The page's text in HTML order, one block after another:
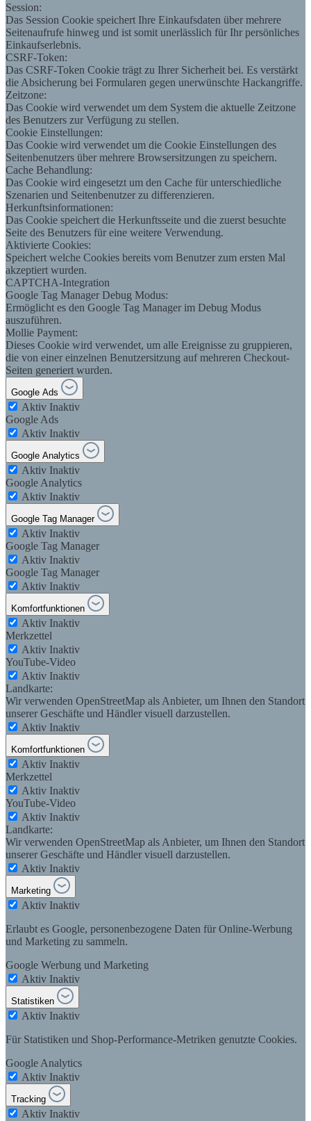
Session:
Das Session Cookie speichert Ihre Einkaufsdaten über mehrere
Seitenaufrufe hinweg und ist somit unerlässlich für Ihr persönliches
Einkaufserlebnis.
CSRF-Token:
Das CSRF-Token Cookie trägt zu Ihrer Sicherheit bei. Es verstärkt
die Absicherung bei Formularen gegen unerwünschte Hackangriffe.
Zeitzone:
Das Cookie wird verwendet um dem System die aktuelle Zeitzone
des Benutzers zur Verfügung zu stellen.
Cookie Einstellungen:
Das Cookie wird verwendet um die Cookie Einstellungen des
Seitenbenutzers über mehrere Browsersitzungen zu speichern.
Cache Behandlung:
Das Cookie wird eingesetzt um den Cache für unterschiedliche
Szenarien und Seitenbenutzer zu differenzieren.
Herkunftsinformationen:
Das Cookie speichert die Herkunftsseite und die zuerst besuchte
Seite des Benutzers für eine weitere Verwendung.
Aktivierte Cookies:
Speichert welche Cookies bereits vom Benutzer zum ersten Mal
akzeptiert wurden.
CAPTCHA-Integration
Google Tag Manager Debug Modus:
Ermöglicht es den Google Tag Manager im Debug Modus
auszuführen.
Mollie Payment:
Dieses Cookie wird verwendet, um alle Ereignisse zu gruppieren,
die von einer einzelnen Benutzersitzung auf mehreren Checkout-
Seiten generiert wurden.
Google Ads
Aktiv Inaktiv
Google Ads
Aktiv Inaktiv
Google Analytics
Aktiv Inaktiv
Google Analytics
Aktiv Inaktiv
Google Tag Manager
Aktiv Inaktiv
Google Tag Manager
Aktiv Inaktiv
Google Tag Manager
Aktiv Inaktiv
Komfortfunktionen
Aktiv Inaktiv
Merkzettel
Aktiv Inaktiv
YouTube-Video
Aktiv Inaktiv
Landkarte:
Wir verwenden OpenStreetMap als Anbieter, um Ihnen den Standort
unserer Geschäfte und Händler visuell darzustellen.
Aktiv Inaktiv
Komfortfunktionen
Aktiv Inaktiv
Merkzettel
Aktiv Inaktiv
YouTube-Video
Aktiv Inaktiv
Landkarte:
Wir verwenden OpenStreetMap als Anbieter, um Ihnen den Standort
unserer Geschäfte und Händler visuell darzustellen.
Aktiv Inaktiv
Marketing
Aktiv Inaktiv
Erlaubt es Google, personenbezogene Daten für Online-Werbung
und Marketing zu sammeln.
Google Werbung und Marketing
Aktiv Inaktiv
Statistiken
Aktiv Inaktiv
Für Statistiken und Shop-Performance-Metriken genutzte Cookies.
Google Analytics
Aktiv Inaktiv
Tracking
Aktiv Inaktiv